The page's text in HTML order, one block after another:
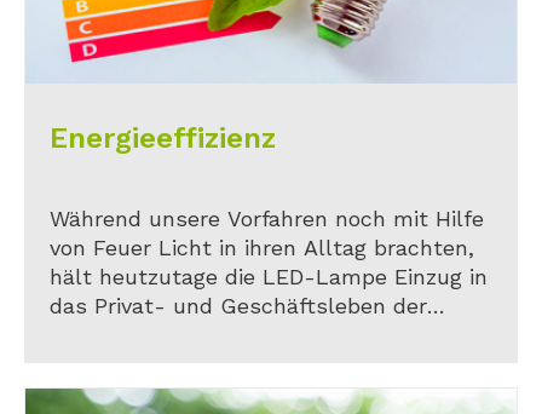
Energieeffizienz
Während unsere Vorfahren noch mit Hilfe
von Feuer Licht in ihren Alltag brachten,
hält heutzutage die LED-Lampe Einzug in
das Privat- und Geschäftsleben der